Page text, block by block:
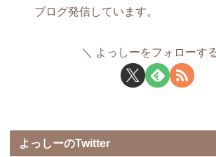
ブログ発信しています。
よっしーをフォローす
よっしーのTwitter